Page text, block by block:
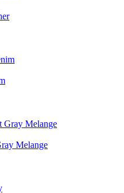
Melange